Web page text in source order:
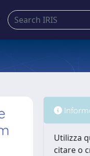
Utilizza
citare o